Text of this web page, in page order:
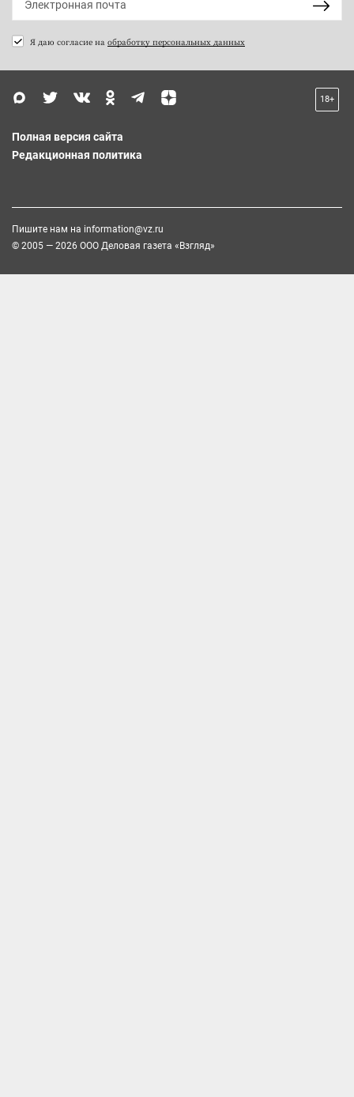
Я даю согласие на обработку персональных данных
18+
Полная версия сайта
Редакционная политика
Пишите нам на information@vz.ru
© 2005 — 2026 ООО Деловая газета «Взгляд»